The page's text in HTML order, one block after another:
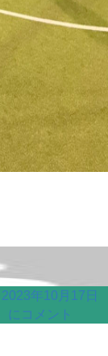
2023年10月17日
に コメント